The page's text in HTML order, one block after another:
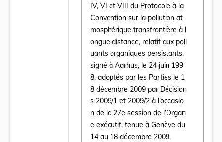
IV, VI et VIII du Protocole à la
Convention sur la pollution at
mosphérique transfrontière à l
ongue distance, relatif aux poll
uants organiques persistants,
signé à Aarhus, le 24 juin 199
8, adoptés par les Parties le 1
8 décembre 2009 par Décision
s 2009/1 et 2009/2 à l’occasio
n de la 27e session de l’Organ
e exécutif, tenue à Genève du
14 au 18 décembre 2009.
Ouvrir le document Loi du 10 juillet 2011